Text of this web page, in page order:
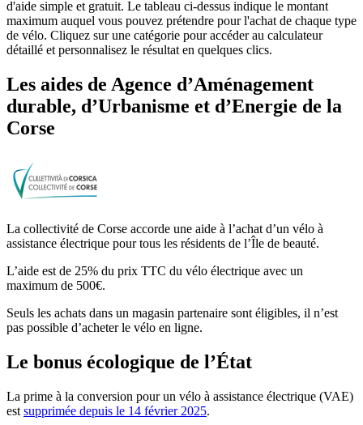
d'aide simple et gratuit. Le tableau ci-dessus indique le montant
maximum auquel vous pouvez prétendre pour l'achat de chaque type
de vélo. Cliquez sur une catégorie pour accéder au calculateur
détaillé et personnalisez le résultat en quelques clics.
Les aides de Agence d’Aménagement
durable, d’Urbanisme et d’Energie de la
Corse
La collectivité de Corse accorde une aide à l’achat d’un vélo à
assistance électrique pour tous les résidents de l’Île de beauté.
L’aide est de 25% du prix TTC du vélo électrique avec un
maximum de 500€.
Seuls les achats dans un magasin partenaire sont éligibles, il n’est
pas possible d’acheter le vélo en ligne.
Le bonus écologique de l’État
La prime à la conversion pour un vélo à assistance électrique (VAE)
est supprimée depuis le 14 février 2025.